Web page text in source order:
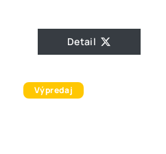
Detail
Výpredaj